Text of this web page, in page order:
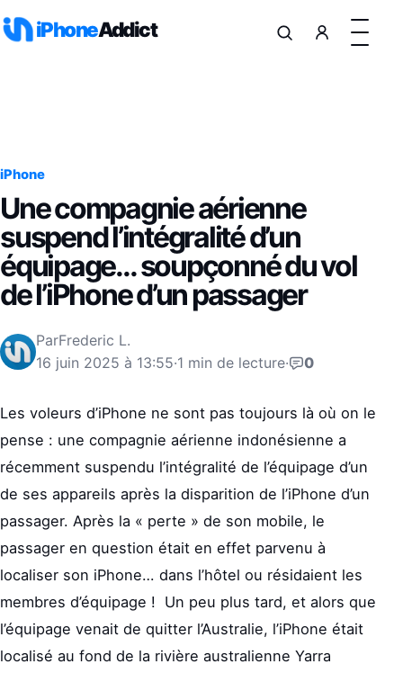
iPhoneAddict
iPhone
Une compagnie aérienne
suspend l’intégralité d’un
équipage… soupçonné du vol
de l’iPhone d’un passager
ParFrederic L.
16 juin 2025 à 13:55·1 min de lecture· 0
Les voleurs d’iPhone ne sont pas toujours là où on le
pense : une compagnie aérienne indonésienne a
récemment suspendu l’intégralité de l’équipage d’un
de ses appareils après la disparition de l’iPhone d’un
passager. Après la « perte » de son mobile, le
passager en question était en effet parvenu à
localiser son iPhone… dans l’hôtel ou résidaient les
membres d’équipage ! Un peu plus tard, et alors que
l’équipage venait de quitter l’Australie, l’iPhone était
localisé au fond de la rivière australienne Yarra